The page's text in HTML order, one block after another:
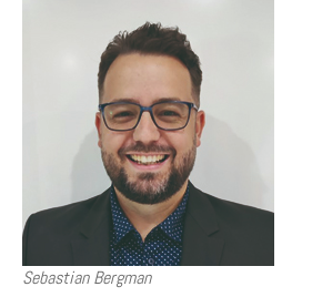
Sebastian Bergman